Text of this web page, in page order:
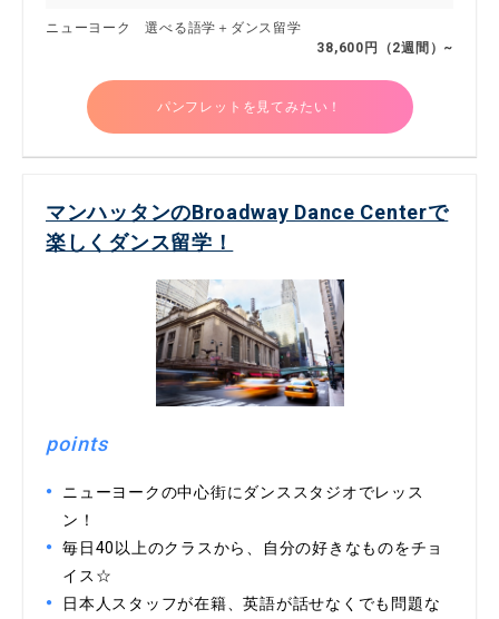
ニューヨーク 選べる語学＋ダンス留学
38,600円（2週間）~
パンフレットを見てみたい！
マンハッタンのBroadway Dance Centerで
楽しくダンス留学！
points
ニューヨークの中心街にダンススタジオでレッス
ン！
毎日40以上のクラスから、自分の好きなものをチョ
イス☆
日本人スタッフが在籍、英語が話せなくでも問題な